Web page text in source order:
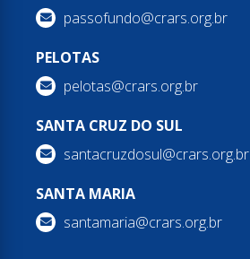
passofundo@crars.org.br
PELOTAS
pelotas@crars.org.br
SANTA CRUZ DO SUL
santacruzdosul@crars.org.br
SANTA MARIA
santamaria@crars.org.br